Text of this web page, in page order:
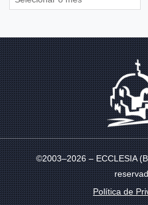
©2003–2026 – ECCLESIA
Política de